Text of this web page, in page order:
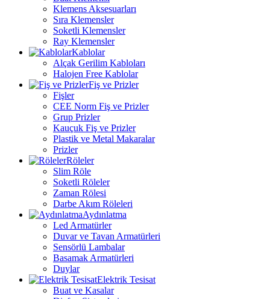
Klemens Aksesuarları
Sıra Klemensler
Soketli Klemensler
Ray Klemensler
Kablolar
Alçak Gerilim Kabloları
Halojen Free Kablolar
Fiş ve Prizler
Fişler
CEE Norm Fiş ve Prizler
Grup Prizler
Kauçuk Fiş ve Prizler
Plastik ve Metal Makaralar
Prizler
Röleler
Slim Röle
Soketli Röleler
Zaman Rölesi
Darbe Akım Röleleri
Aydınlatma
Led Armatürler
Duvar ve Tavan Armatürleri
Sensörlü Lambalar
Basamak Armatürleri
Duylar
Elektrik Tesisat
Buat ve Kasalar